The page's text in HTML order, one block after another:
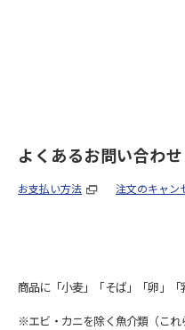
よくあるお問い合わせ
お支払い方法 注文のキャン
商品に「小麦」「そば」「卵」
※エビ・カニを除く魚介類（これ